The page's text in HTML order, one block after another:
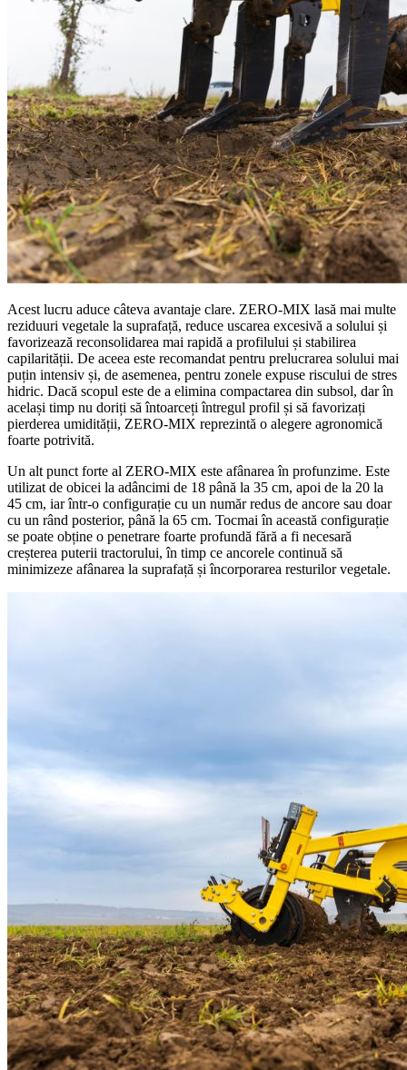
Acest lucru aduce câteva avantaje clare. ZERO-MIX lasă mai multe
reziduuri vegetale la suprafață, reduce uscarea excesivă a solului și
favorizează reconsolidarea mai rapidă a profilului și stabilirea
capilarității. De aceea este recomandat pentru prelucrarea solului mai
puțin intensiv și, de asemenea, pentru zonele expuse riscului de stres
hidric. Dacă scopul este de a elimina compactarea din subsol, dar în
același timp nu doriți să întoarceți întregul profil și să favorizați
pierderea umidității, ZERO-MIX reprezintă o alegere agronomică
foarte potrivită.
Un alt punct forte al ZERO-MIX este afânarea în profunzime. Este
utilizat de obicei la adâncimi de 18 până la 35 cm, apoi de la 20 la
45 cm, iar într-o configurație cu un număr redus de ancore sau doar
cu un rând posterior, până la 65 cm. Tocmai în această configurație
se poate obține o penetrare foarte profundă fără a fi necesară
creșterea puterii tractorului, în timp ce ancorele continuă să
minimizeze afânarea la suprafață și încorporarea resturilor vegetale.